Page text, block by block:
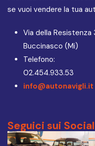
se vuoi vendere la tua
Via della Resistenza
Buccinasco (Mi)
Telefono:
02.454.933.53
info@autonavigli.it
Seguici sui Social